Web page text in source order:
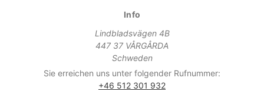
Info
Lindbladsvägen 4B
447 37 VÅRGÅRDA
Schweden
Sie erreichen uns unter folgender Rufnummer:
+46 512 301 932